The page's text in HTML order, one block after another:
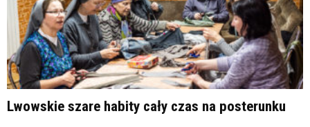
Lwowskie szare habity cały czas na posterunku